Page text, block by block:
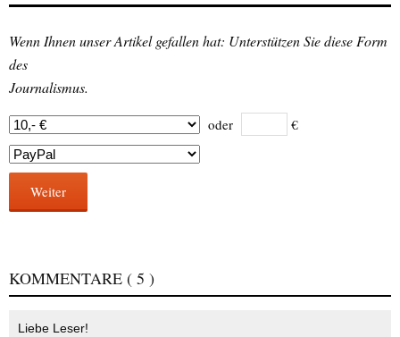
Wenn Ihnen unser Artikel gefallen hat: Unterstützen Sie diese Form
des
Journalismus.
oder €
Weiter
KOMMENTARE ( 5 )
Liebe Leser!